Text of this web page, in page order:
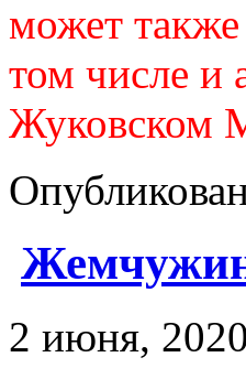
может
том числе и
Жуковском
2 июня,